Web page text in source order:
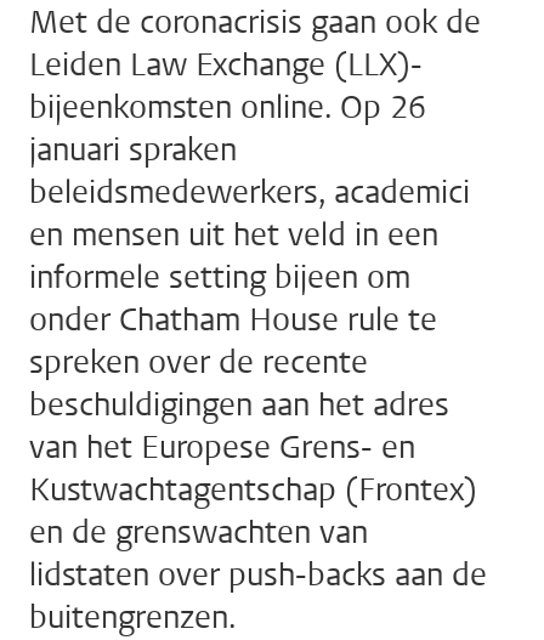
Met de coronacrisis gaan ook de
Leiden Law Exchange (LLX)-
bijeenkomsten online. Op 26
januari spraken
beleidsmedewerkers, academici
en mensen uit het veld in een
informele setting bijeen om
onder Chatham House rule te
spreken over de recente
beschuldigingen aan het adres
van het Europese Grens- en
Kustwachtagentschap (Frontex)
en de grenswachten van
lidstaten over push-backs aan de
buitengrenzen.